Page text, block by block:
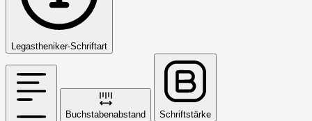
Legastheniker-Schriftart
Buchstabenabstand Schriftstärke